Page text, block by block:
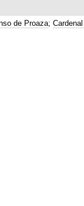
de Proaza;